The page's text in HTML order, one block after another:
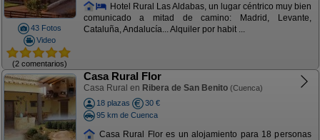
43 Fotos
Video
(2 comentarios)
Hotel Rural Las Aldabas, un lugar céntrico muy bien
comunicado a mitad de camino: Madrid, Levante,
Cataluña, Andalucía... Alquiler por habit ...
Casa Rural Flor
Casa Rural en Ribera de San Benito (Cuenca)
18 plazas
30 €
95 km de Cuenca
Casa Rural Flor es un alojamiento para 18 personas